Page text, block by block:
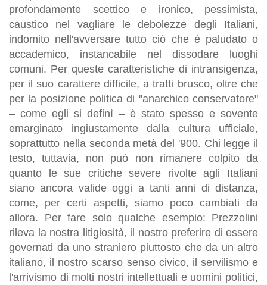
profondamente scettico e ironico, pessimista,
caustico nel vagliare le debolezze degli Italiani,
indomito nell'avversare tutto ciò che è paludato o
accademico, instancabile nel dissodare luoghi
comuni. Per queste caratteristiche di intransigenza,
per il suo carattere difficile, a tratti brusco, oltre che
per la posizione politica di "anarchico conservatore"
– come egli si definì – è stato spesso e sovente
emarginato ingiustamente dalla cultura ufficiale,
soprattutto nella seconda metà del '900. Chi legge il
testo, tuttavia, non può non rimanere colpito da
quanto le sue critiche severe rivolte agli Italiani
siano ancora valide oggi a tanti anni di distanza,
come, per certi aspetti, siamo poco cambiati da
allora. Per fare solo qualche esempio: Prezzolini
rileva la nostra litigiosità, il nostro preferire di essere
governati da uno straniero piuttosto che da un altro
italiano, il nostro scarso senso civico, il servilismo e
l'arrivismo di molti nostri intellettuali e uomini politici,